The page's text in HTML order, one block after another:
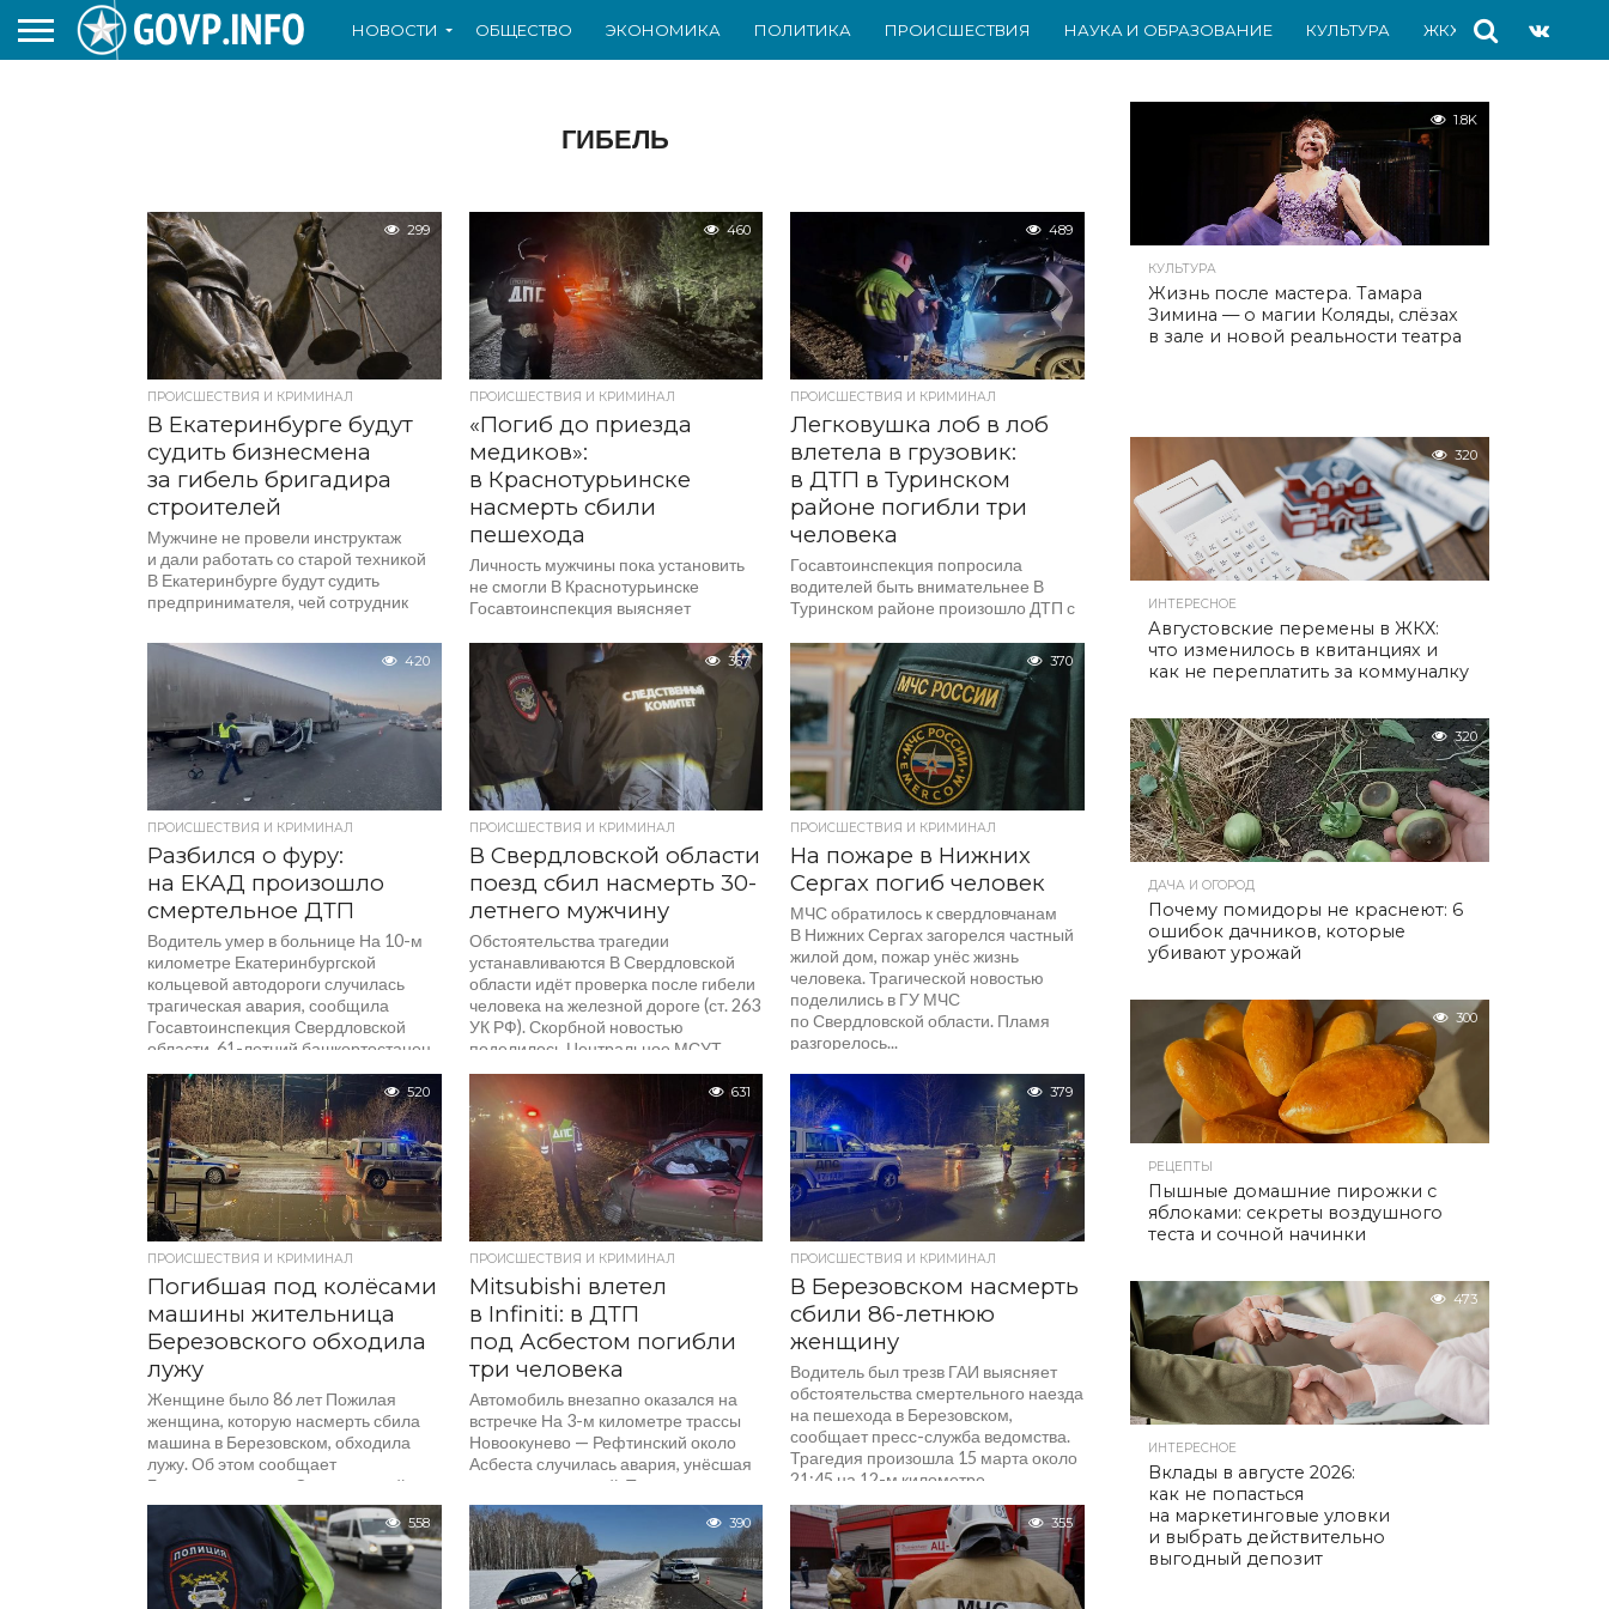
НОВОСТИ ОБЩЕСТВО ЭКОНОМИКА ПОЛИТИКА ПРОИСШЕСТВИЯ НАУКА И ОБРАЗОВАНИЕ КУЛЬТУРА ЖКХ СПОРТ
ГИБЕЛЬ
299
ПРОИСШЕСТВИЯ И КРИМИНАЛ
В Екатеринбурге будут
судить бизнесмена
за гибель бригадира
строителей
Мужчине не провели инструктаж
и дали работать со старой техникой
В Екатеринбурге будут судить
предпринимателя, чей сотрудник
крыши на проспекте Космонавтов,
сообщили в пресс-службе...
460
ПРОИСШЕСТВИЯ И КРИМИНАЛ
«Погиб до приезда
медиков»:
в Краснотурьинске
насмерть сбили
пешехода
Личность мужчины пока установить
не смогли В Краснотурьинске
Госавтоинспекция выясняет
сообщает ведомство. В понедельник,
30 марта, около 1:00 «ВАЗ-2115»
насмерть сбил пешехода....
489
ПРОИСШЕСТВИЯ И КРИМИНАЛ
Легковушка лоб в лоб
влетела в грузовик:
в ДТП в Туринском
районе погибли три
человека
Госавтоинспекция попросила
водителей быть внимательнее В
Туринском районе произошло ДТП с
Госавтоинспекция Свердловской
области. Происшествие случилось
вечером в воскресенье, 29 марта,...
420
ПРОИСШЕСТВИЯ И КРИМИНАЛ
Разбился о фуру:
на ЕКАД произошло
смертельное ДТП
Водитель умер в больнице На 10-м
километре Екатеринбургской
кольцевой автодороги случилась
трагическая авария, сообщила
Госавтоинспекция Свердловской
области. 61-летний башкортостанец
на Volkswagen решил...
367
ПРОИСШЕСТВИЯ И КРИМИНАЛ
В Свердловской области
поезд сбил насмерть 30-
летнего мужчину
Обстоятельства трагедии
устанавливаются В Свердловской
области идёт проверка после гибели
человека на железной дороге (ст. 263
УК РФ). Скорбной новостью
поделилось Центральное МСУТ
СК России. Трагедия...
370
ПРОИСШЕСТВИЯ И КРИМИНАЛ
На пожаре в Нижних
Сергах погиб человек
МЧС обратилось к свердловчанам
В Нижних Сергах загорелся частный
жилой дом, пожар унёс жизнь
человека. Трагической новостью
поделились в ГУ МЧС
по Свердловской области. Пламя
разгорелось...
520
ПРОИСШЕСТВИЯ И КРИМИНАЛ
Погибшая под колёсами
машины жительница
Березовского обходила
лужу
Женщине было 86 лет Пожилая
женщина, которую насмерть сбила
машина в Березовском, обходила
лужу. Об этом сообщает
Госавтоинспекция Свердловской
области. Трагедия случилась...
631
ПРОИСШЕСТВИЯ И КРИМИНАЛ
Mitsubishi влетел
в Infiniti: в ДТП
под Асбестом погибли
три человека
Автомобиль внезапно оказался на
встречке На 3-м километре трассы
Новоокунево — Рефтинский около
Асбеста случилась авария, унёсшая
жизни троих людей. Трагическую
новость...
379
ПРОИСШЕСТВИЯ И КРИМИНАЛ
В Березовском насмерть
сбили 86-летнюю
женщину
Водитель был трезв ГАИ выясняет
обстоятельства смертельного наезда
на пешехода в Березовском,
сообщает пресс-служба ведомства.
Трагедия произошла 15 марта около
21:45 на 12-м километре...
558 390 355
1.8K
КУЛЬТУРА
Жизнь после мастера. Тамара
Зимина — о магии Коляды, слёзах
в зале и новой реальности театра
320
ИНТЕРЕСНОЕ
Августовские перемены в ЖКХ:
что изменилось в квитанциях и
как не переплатить за коммуналку
320
ДАЧА И ОГОРОД
Почему помидоры не краснеют: 6
ошибок дачников, которые
убивают урожай
300
РЕЦЕПТЫ
Пышные домашние пирожки с
яблоками: секреты воздушного
теста и сочной начинки
473
ИНТЕРЕСНОЕ
Вклады в августе 2026:
как не попасться
на маркетинговые уловки
и выбрать действительно
выгодный депозит